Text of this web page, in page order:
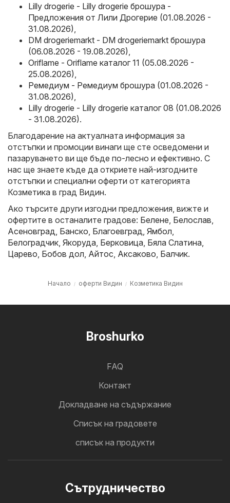
Lilly drogerie - Lilly drogerie брошура -
Предложения от Лили Дрогерие (01.08.2026 -
31.08.2026)
DM drogeriemarkt - DM drogeriemarkt брошура
(06.08.2026 - 19.08.2026)
Oriflame - Oriflame каталог 11 (05.08.2026 -
25.08.2026)
Ремедиум - Ремедиум брошура (01.08.2026 -
31.08.2026)
Lilly drogerie - Lilly drogerie каталог 08 (01.08.2026
- 31.08.2026).
Благодарение на актуалната информация за
отстъпки и промоции винаги ще сте осведомени и
пазаруването ви ще бъде по-лесно и ефективно. С
нас ще знаете къде да откриете най-изгодните
отстъпки и специални оферти от категорията
Козметика в град Видин.
Ако търсите други изгодни предложения, вижте и
офертите в останалите градове: Белене Белослав
Асеновград Банско Благоевград Ямбол
Белоградчик Якоруда Берковица Бяла Слатина
Царево Бобов дол Айтос Аксаково Балчик.
Начало оферти Видин Козметика Видин
Broshurko
FAQ
Контакт
Докладване на съдържание
Cписък на градовете
списък на продукти
Cътрудничество